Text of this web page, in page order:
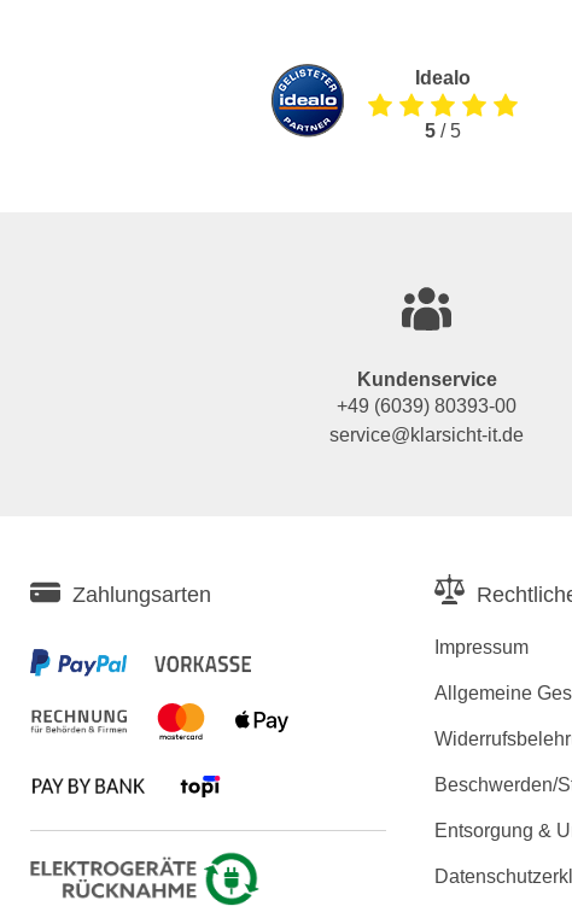
Idealo
5/ 5
Kundenservice
+49 (6039) 80393-00
service@klarsicht-it.de
Zahlungsarten
Impressum
Allgemeine
Beschwerden/
Entsorgung &